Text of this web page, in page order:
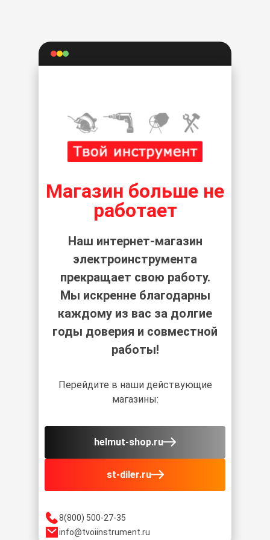
8(800) 500-27-35
info@tvoiinstrument.ru
Магазин больше не
работает
Наш интернет-магазин
электроинструмента
прекращает свою работу.
Мы искренне благодарны
каждому из вас за долгие
годы доверия и совместной
работы!
Перейдите в наши действующие
магазины:
helmut-shop.ru
st-diler.ru